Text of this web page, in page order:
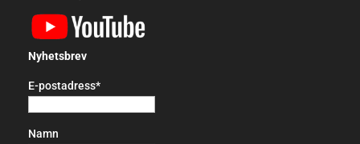
Nyhetsbrev
E-postadress*
Namn